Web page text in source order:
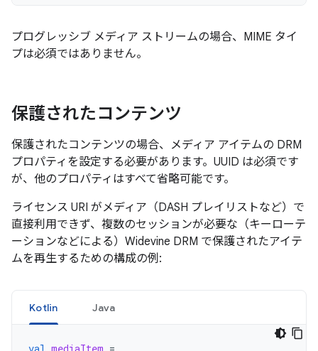
プログレッシブ メディア ストリームの場合、MIME タイ
プは必須ではありません。
保護されたコンテンツ
保護されたコンテンツの場合、メディア アイテムの DRM
プロパティを設定する必要があります。UUID は必須です
が、他のプロパティはすべて省略可能です。
ライセンス URI がメディア（DASH プレイリストなど）で
直接利用できず、複数のセッションが必要な（キーローテ
ーションなどによる）Widevine DRM で保護されたアイテ
ムを再生するための構成の例:
Kotlin Java